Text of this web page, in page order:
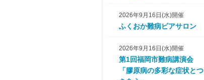
2026年9月16日(水)開催
ふくおか難病ピアサロン
2026年9月16日(水)開催
第1回福岡市難病講演会
「膠原病の多彩な症状とつ